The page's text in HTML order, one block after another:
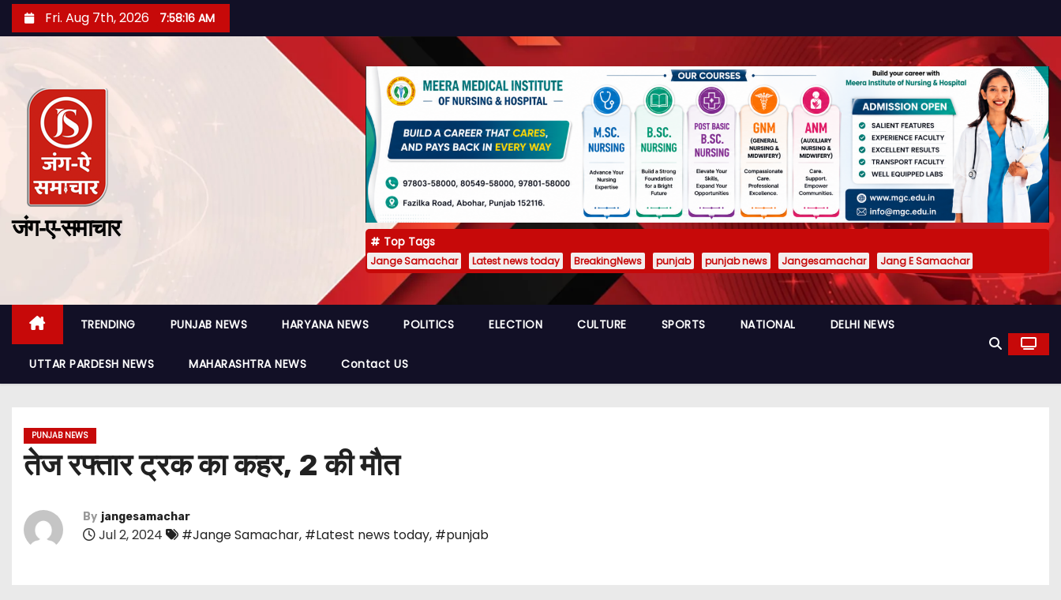
Fri. Aug 7th, 2026 7:58:18 AM
जंग-ए-समाचार
Top Tags
Jange Samachar Latest news today BreakingNews punjab punjab news Jangesamachar Jang E Samachar
TRENDING PUNJAB NEWS HARYANA NEWS POLITICS ELECTION CULTURE SPORTS NATIONAL DELHI NEWS
UTTAR PARDESH NEWS MAHARASHTRA NEWS Contact US
PUNJAB NEWS
तेज रफ्तार ट्रक का कहर, 2 की मौत
By jangesamachar
Jul 2, 2024 #Jange Samachar, #Latest news today, #punjab